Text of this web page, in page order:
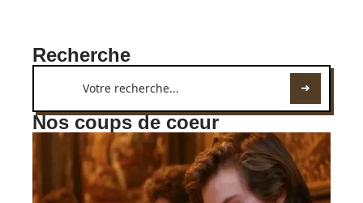
Recherche
Nos coups de coeur